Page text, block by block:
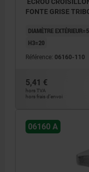
FONTE GRISE
DIAMÈTRE
H3=20
Référence: 06160-110
5,41 €
hors TVA
hors frais d’envoi
06160 A